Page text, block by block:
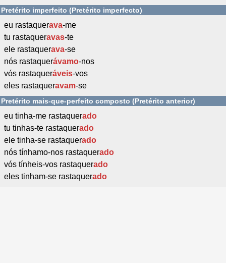
Pretérito imperfeito (Pretérito imperfecto)
eu rastaquerava-me
tu rastaqueravas-te
ele rastaquerava-se
nós rastaquerávamo-nos
vós rastaqueráveis-vos
eles rastaqueravam-se
Pretérito mais-que-perfeito composto (Pretérito anterior)
eu tinha-me rastaquerado
tu tinhas-te rastaquerado
ele tinha-se rastaquerado
nós tínhamo-nos rastaquerado
vós tínheis-vos rastaquerado
eles tinham-se rastaquerado